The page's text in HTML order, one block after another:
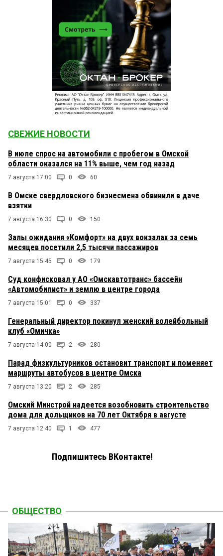
СВЕЖИЕ НОВОСТИ
В июле спрос на автомобили с пробегом в Омской
области оказался на 11% выше, чем год назад
7 августа 17:00 0 60
В Омске свердловского бизнесмена обвинили в даче
взятки
7 августа 16:30 0 150
Залы ожидания «Комфорт» на двух вокзалах за семь
месяцев посетили 2,5 тысячи пассажиров
7 августа 15:45 0 179
Суд конфисковал у АО «Омскавтотранс» бассейн
«Автомобилист» и землю в центре города
7 августа 15:01 0 337
Генеральный директор покинул женский волейбольный
клуб «Омичка»
7 августа 14:00 2 280
Парад физкультурников остановит транспорт и поменяет
маршруты автобусов в центре Омска
7 августа 13:20 2 285
Омский Минстрой надеется возобновить строительство
дома для дольщиков на 70 лет Октября в августе
7 августа 12:40 1 477
Подпишитесь ВКонтакте!
ОБЩЕСТВО